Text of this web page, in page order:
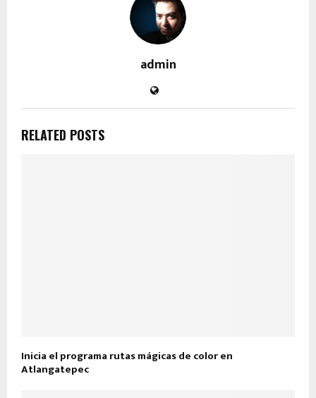
admin
RELATED POSTS
Inicia el programa rutas mágicas de color en
Atlangatepec